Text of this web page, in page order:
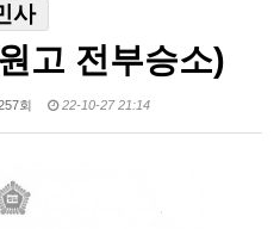
사
고 전부승소)
회 22-10-27 21:14